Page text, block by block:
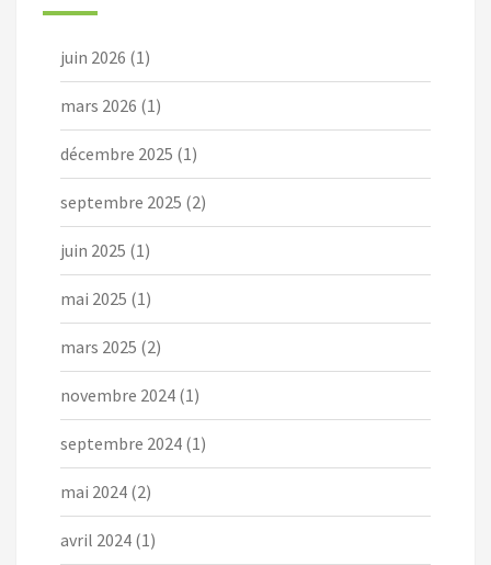
juin 2026 (1)
mars 2026 (1)
décembre 2025 (1)
septembre 2025 (2)
juin 2025 (1)
mai 2025 (1)
mars 2025 (2)
novembre 2024 (1)
septembre 2024 (1)
mai 2024 (2)
avril 2024 (1)